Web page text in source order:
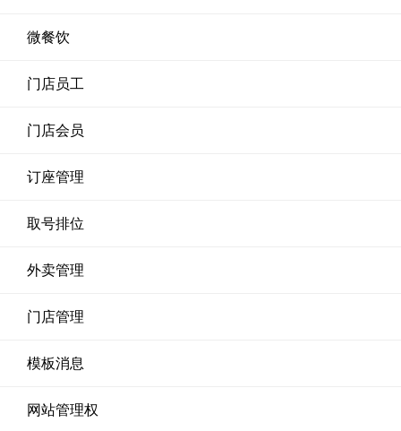
微餐饮
门店员工
门店会员
订座管理
取号排位
外卖管理
门店管理
模板消息
网站管理权